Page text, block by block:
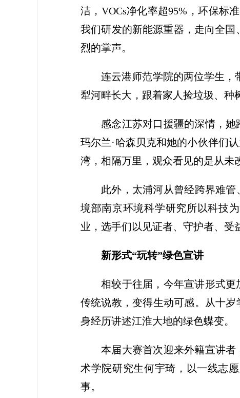
洁，VOCs净化率超95%，环保标
我们研发的新能源重器，走向全国
烈的掌声。
连云港师范学院的两位学生，
犁河畔长大，跟着家人捡垃圾、种
感念江苏对口援疆的深情，她
玛尔兰·哈森贝克和她的小伙伴们
湾，相隔万里，观众看见的是从未
此外，太浦河从曾经跨界难
境部南京环境科学研究所以科技
业，选手们以见证者、守护者、受
新形式“玩转”绿色宣讲
相较于往届，今年宣讲形式
传统说教，变得生动可感。从十
身经历讲述江淮大地的绿色蝶变。
本届大赛首次迎来外籍宣讲
术学院研究生何宇琦，以一线志
事。